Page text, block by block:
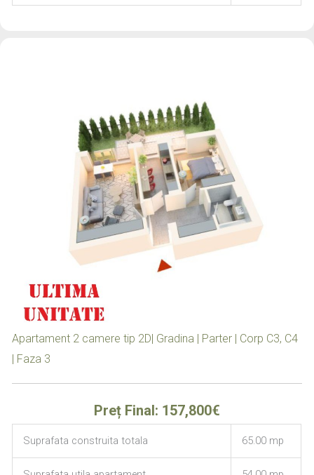
Apartament 2 camere tip 2D| Gradina | Parter | Corp C3, C4
| Faza 3
Preț Final: 157,800€
Suprafata construita totala 65.00 mp